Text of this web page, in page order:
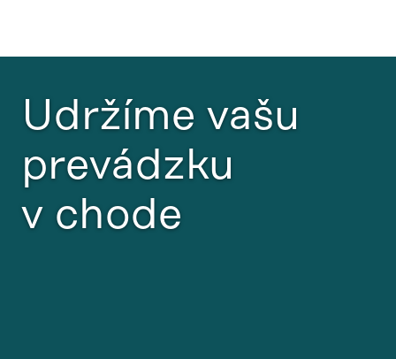
Udržíme vašu
prevádzku
v chode